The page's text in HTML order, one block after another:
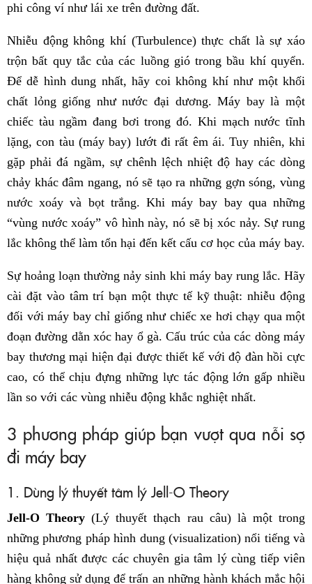
phi công ví như lái xe trên đường đất.
Nhiễu động không khí (Turbulence) thực chất là sự xáo
trộn bất quy tắc của các luồng gió trong bầu khí quyển.
Để dễ hình dung nhất, hãy coi không khí như một khối
chất lỏng giống như nước đại dương. Máy bay là một
chiếc tàu ngầm đang bơi trong đó. Khi mạch nước tĩnh
lặng, con tàu (máy bay) lướt đi rất êm ái. Tuy nhiên, khi
gặp phải đá ngầm, sự chênh lệch nhiệt độ hay các dòng
chảy khác đâm ngang, nó sẽ tạo ra những gợn sóng, vùng
nước xoáy và bọt trắng. Khi máy bay bay qua những
“vùng nước xoáy” vô hình này, nó sẽ bị xóc nảy. Sự rung
lắc không thể làm tổn hại đến kết cấu cơ học của máy bay.
Sự hoảng loạn thường nảy sinh khi máy bay rung lắc. Hãy
cài đặt vào tâm trí bạn một thực tế kỹ thuật: nhiễu động
đối với máy bay chỉ giống như chiếc xe hơi chạy qua một
đoạn đường dằn xóc hay ổ gà. Cấu trúc của các dòng máy
bay thương mại hiện đại được thiết kế với độ đàn hồi cực
cao, có thể chịu đựng những lực tác động lớn gấp nhiều
lần so với các vùng nhiễu động khắc nghiệt nhất.
3 phương pháp giúp bạn vượt qua nỗi sợ
đi máy bay
1. Dùng lý thuyết tâm lý Jell-O Theory
Jell-O Theory (Lý thuyết thạch rau câu) là một trong
những phương pháp hình dung (visualization) nổi tiếng và
hiệu quả nhất được các chuyên gia tâm lý cùng tiếp viên
hàng không sử dụng để trấn an những hành khách mắc hội